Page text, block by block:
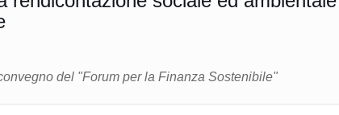
del "Forum per la Finanza Sostenibile"